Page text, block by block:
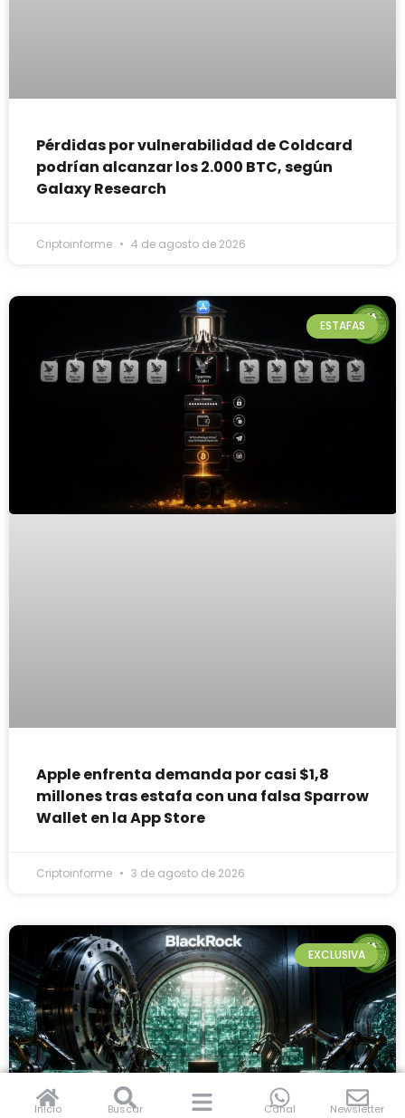
Inicio Buscar Canal Newsletter
Pérdidas por vulnerabilidad de Coldcard
podrían alcanzar los 2.000 BTC, según
Galaxy Research
Criptoinforme 4 de agosto de 2026
ESTAFAS
Apple enfrenta demanda por casi $1,8
millones tras estafa con una falsa Sparrow
Wallet en la App Store
Criptoinforme 3 de agosto de 2026
EXCLUSIVA